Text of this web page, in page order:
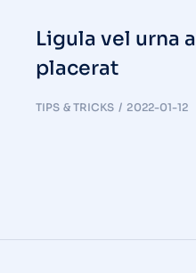
Ligula vel urna
placerat
TIPS & TRICKS 2022-01-12